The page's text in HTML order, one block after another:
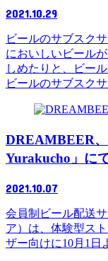
2021.10.29
ビールのサブスク
においしいビール
しめたりと、ビー
ビールのサブスク
DREAMBEER
Yurakucho」に
2021.10.07
会員制ビール配送
ア）は、体験型スト
ザー向けに10月1日